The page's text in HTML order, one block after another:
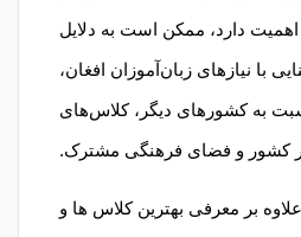
دارد، ممکن است به دلایل
با نیازهای زبان‌آموزان افغان،
به کشورهای دیگر، کلاس‌های
کشور و فضای فرهنگی مشترک.
بر معرفی بهترین کلاس ها و